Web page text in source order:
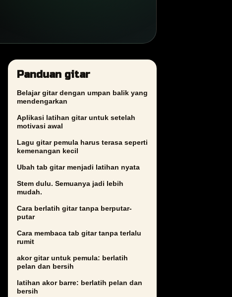
Panduan gitar
Belajar gitar dengan umpan balik yang
mendengarkan
Aplikasi latihan gitar untuk setelah
motivasi awal
Lagu gitar pemula harus terasa seperti
kemenangan kecil
Ubah tab gitar menjadi latihan nyata
Stem dulu. Semuanya jadi lebih
mudah.
Cara berlatih gitar tanpa berputar-
putar
Cara membaca tab gitar tanpa terlalu
rumit
akor gitar untuk pemula: berlatih
pelan dan bersih
latihan akor barre: berlatih pelan dan
bersih